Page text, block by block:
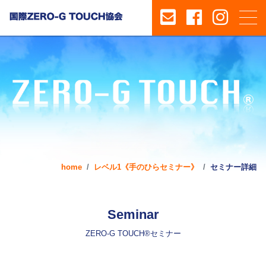
home レベル1《手のひらセミナー》 セミナー詳細
Seminar
ZERO-G TOUCH®セミナー